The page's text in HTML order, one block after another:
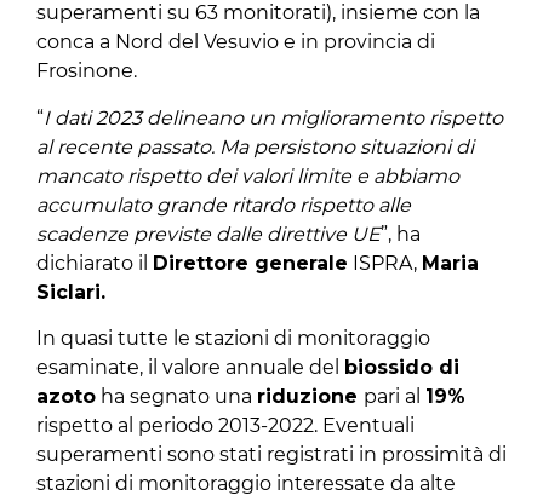
superamenti su 63 monitorati), insieme con la
conca a Nord del Vesuvio e in provincia di
Frosinone.
“I dati 2023 delineano un miglioramento rispetto
al recente passato. Ma persistono situazioni di
mancato rispetto dei valori limite e abbiamo
accumulato grande ritardo rispetto alle
scadenze previste dalle direttive UE”, ha
dichiarato il Direttore generale ISPRA, Maria
Siclari.
In quasi tutte le stazioni di monitoraggio
esaminate, il valore annuale del biossido di
azoto ha segnato una riduzione pari al 19%
rispetto al periodo 2013-2022. Eventuali
superamenti sono stati registrati in prossimità di
stazioni di monitoraggio interessate da alte